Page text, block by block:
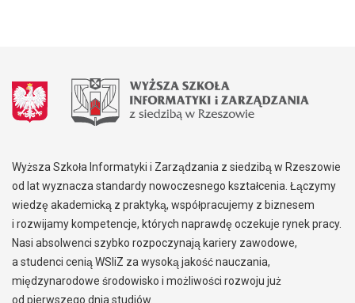
Wyższa Szkoła Informatyki i Zarządzania z siedzibą w Rzeszowie
od lat wyznacza standardy nowoczesnego kształcenia. Łączymy
wiedzę akademicką z praktyką, współpracujemy z biznesem
i rozwijamy kompetencje, których naprawdę oczekuje rynek pracy.
Nasi absolwenci szybko rozpoczynają kariery zawodowe,
a studenci cenią WSIiZ za wysoką jakość nauczania,
międzynarodowe środowisko i możliwości rozwoju już
od pierwszego dnia studiów.